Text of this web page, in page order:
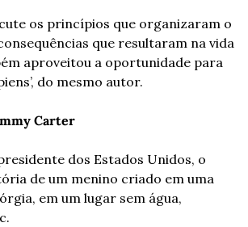
os princípios que organizaram o
que resultaram na vida
aproveitou a oportunidade para
do mesmo autor.
Carter
dos Estados Unidos, o
de um menino criado em uma
em um lugar sem água,